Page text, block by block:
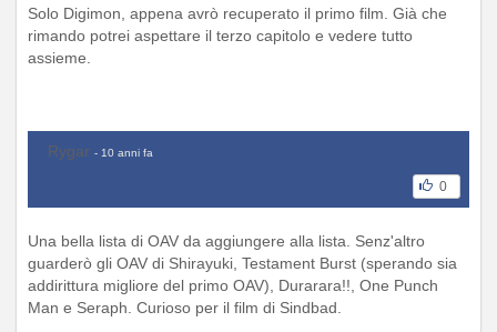
Solo Digimon, appena avrò recuperato il primo film. Già che
rimando potrei aspettare il terzo capitolo e vedere tutto
assieme.
Rygar - 10 anni fa
0
Una bella lista di OAV da aggiungere alla lista. Senz'altro
guarderò gli OAV di Shirayuki, Testament Burst (sperando sia
addirittura migliore del primo OAV), Durarara!!, One Punch
Man e Seraph. Curioso per il film di Sindbad.